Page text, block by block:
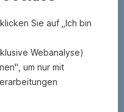
Sie auf „Ich bin
Webanalyse)
um nur mit